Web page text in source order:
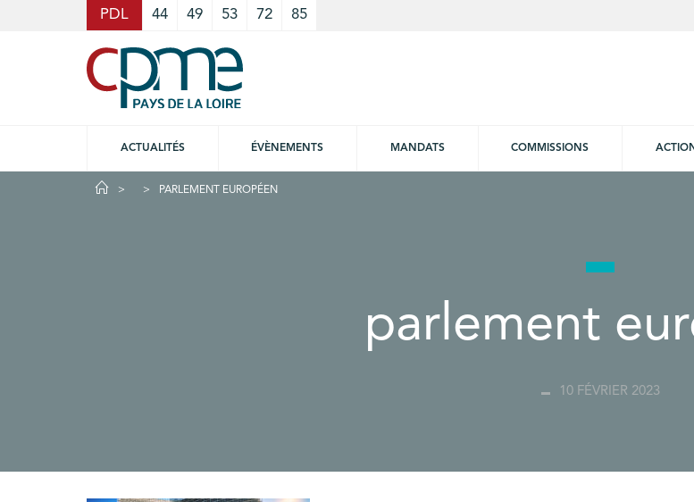
PDL 44 49 53 72 85
ACTUALITÉS ÉVÈNEMENTS MANDATS COMMISSIONS
PARLEMENT EUROPÉEN
parlement
10 FÉVRIER 2023
Cookies management panel